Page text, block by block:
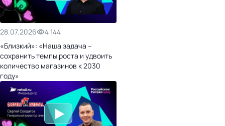
28.07.2026
4 144
«Близкий»: «Наша задача –
сохранить темпы роста и удвоить
количество магазинов к 2030
году»